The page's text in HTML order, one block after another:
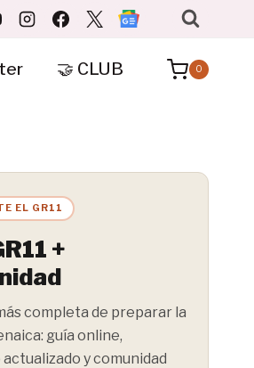
🤝 CLUB 0
EL GR11
+
completa de preparar la
guía online,
y comunidad